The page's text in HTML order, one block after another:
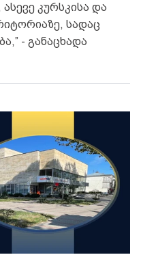
კურსკისა და
სადაც
- განაცხადა